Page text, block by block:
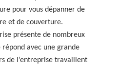
pour vous dépanner de
et de couverture.
présente de nombreux
répond avec une grande
de l’entreprise travaillent